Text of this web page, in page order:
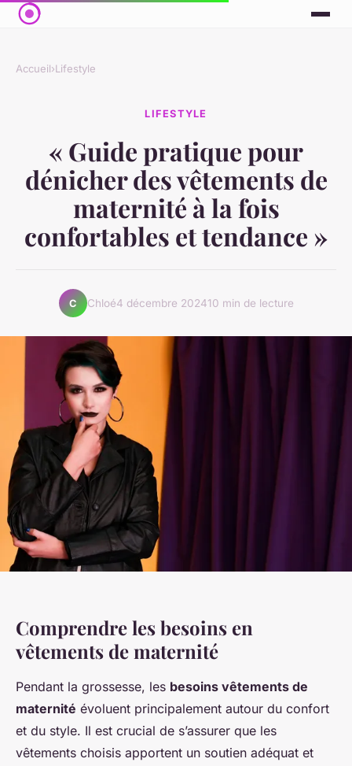
Accueil›Lifestyle
LIFESTYLE
« Guide pratique pour
dénicher des vêtements de
maternité à la fois
confortables et tendance »
C Chloé4 décembre 202410 min de lecture
Comprendre les besoins en
vêtements de maternité
Pendant la grossesse, les besoins vêtements de
maternité évoluent principalement autour du confort
et du style. Il est crucial de s’assurer que les
vêtements choisis apportent un soutien adéquat et